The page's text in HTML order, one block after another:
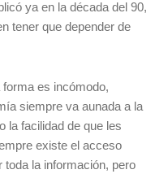
ya en la década del 90,
tener que depender de
forma es incómodo,
siempre va aunada a la
la facilidad de que les
existe el acceso
toda la información, pero